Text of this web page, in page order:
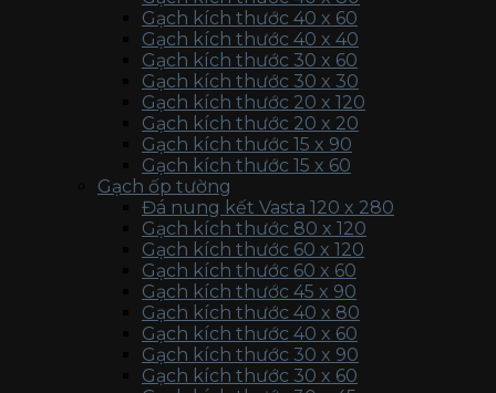
Gạch kích thước 40 x 60
Gạch kích thước 40 x 40
Gạch kích thước 30 x 60
Gạch kích thước 30 x 30
Gạch kích thước 20 x 120
Gạch kích thước 20 x 20
Gạch kích thước 15 x 90
Gạch kích thước 15 x 60
Gạch ốp tường
Đá nung kết Vasta 120 x 280
Gạch kích thước 80 x 120
Gạch kích thước 60 x 120
Gạch kích thước 60 x 60
Gạch kích thước 45 x 90
Gạch kích thước 40 x 80
Gạch kích thước 40 x 60
Gạch kích thước 30 x 90
Gạch kích thước 30 x 60